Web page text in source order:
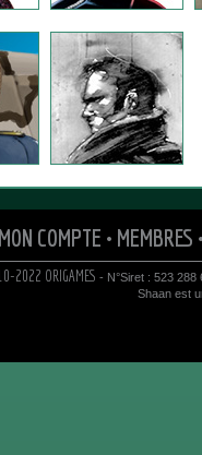
MON COMPTE • MEMBRES
2022 ORIGAMES - N°Siret : 523 288
Shaan est